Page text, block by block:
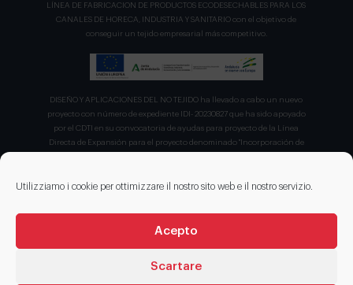
Utilizziamo i cookie per ottimizzare il nostro sito web e il nostro servizio.
Acepto
Scartare
LÍNEA DE FABRICACION DE PRODUCTOS ECODESECHABLES PARA LOS
CANALES DE HORECA, INDUSTRIA Y SANITARIO con el objetivo de
conseguir un tejido empresarial más competitivo.
DISEÑO Y APLICACIONES DEL NO TEJIDO ha llevado a cabo un nuevo
proyecto con número de expediente IDI- 20230827 que ha sido apoyado
por el CDTI en su convocatoria de ayudas para proyecto de la Línea
Directa de Expansión para el proyecto denominado "Incorporación de
recibiendo en concepto de ayuda parcialmente reembolsable un 75%